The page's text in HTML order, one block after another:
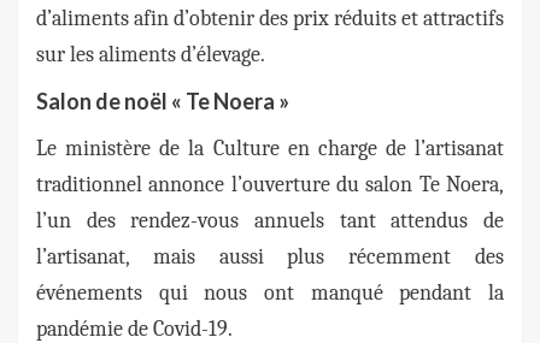
d’aliments afin d’obtenir des prix réduits et attractifs
sur les aliments d’élevage.
Salon de noël « Te Noera »
Le ministère de la Culture en charge de l’artisanat
traditionnel annonce l’ouverture du salon Te Noera,
l’un des rendez-vous annuels tant attendus de
l’artisanat, mais aussi plus récemment des
événements qui nous ont manqué pendant la
pandémie de Covid-19.